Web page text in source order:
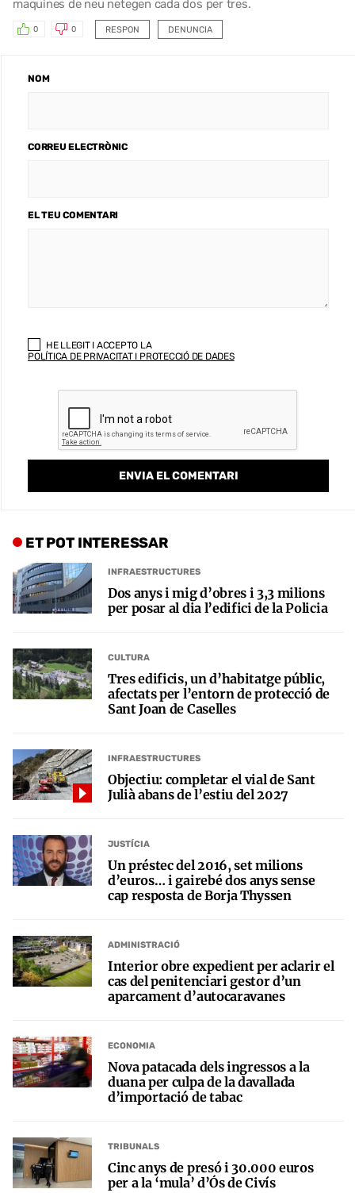
maquines de neu netegen cada dos per tres.
RESPON
0 0 DENUNCIA
NOM
CORREU ELECTRÒNIC
EL TEU COMENTARI
HE LLEGIT I ACCEPTO LA
POLÍTICA DE PRIVACITAT I PROTECCIÓ DE DADES
ET POT INTERESSAR
INFRAESTRUCTURES
Dos anys i mig d’obres i 3,3 milions
per posar al dia l’edifici de la Policia
CULTURA
Tres edificis, un d’habitatge públic,
afectats per l’entorn de protecció de
Sant Joan de Caselles
INFRAESTRUCTURES
Objectiu: completar el vial de Sant
Julià abans de l’estiu del 2027
JUSTÍCIA
Un préstec del 2016, set milions
d’euros… i gairebé dos anys sense
cap resposta de Borja Thyssen
ADMINISTRACIÓ
Interior obre expedient per aclarir el
cas del penitenciari gestor d’un
aparcament d’autocaravanes
ECONOMIA
Nova patacada dels ingressos a la
duana per culpa de la davallada
d’importació de tabac
TRIBUNALS
Cinc anys de presó i 30.000 euros
per a la ‘mula’ d’Ós de Civís